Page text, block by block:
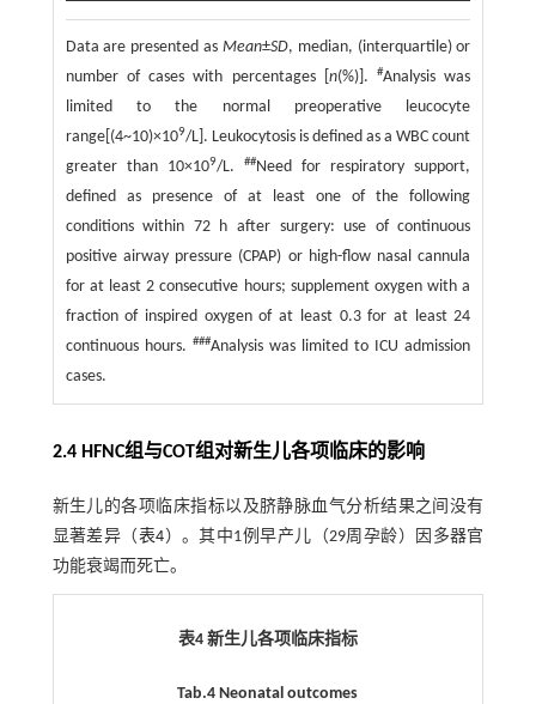
Data are presented as Mean±SD, median, (interquartile) or
number of cases with percentages [ n(%)].#Analysis was
limited to the normal preoperative leucocyte
range[(4~10)×109/L]. Leukocytosis is defined as a WBC count
greater than 10×109/L. ##Need for respiratory support,
defined as presence of at least one of the following
conditions within 72 h after surgery: use of continuous
positive airway pressure (CPAP) or high-flow nasal cannula
for at least 2 consecutive hours; supplement oxygen with a
fraction of inspired oxygen of at least 0.3 for at least 24
continuous hours. ###Analysis was limited to ICU admission
cases.
2.4 HFNC组与COT组对新生儿各项临床的影响
新生儿的各项临床指标以及脐静脉血气分析结果之间没有
显著差异（表4）。其中1例早产儿（29周孕龄）因多器官
功能衰竭而死亡。
表4 新生儿各项临床指标
Tab.4 Neonatal outcomes